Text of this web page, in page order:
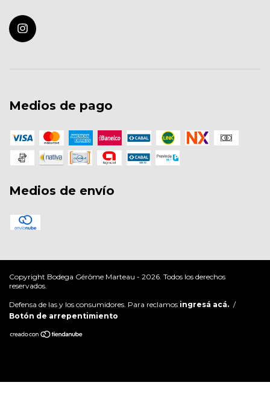
Medios de pago
Medios de envío
Copyright Bodega Gérôme Marteau - 2026. Todos los derechos
reservados.
Defensa de las y los consumidores. Para reclamos ingresá acá. /
Botón de arrepentimiento